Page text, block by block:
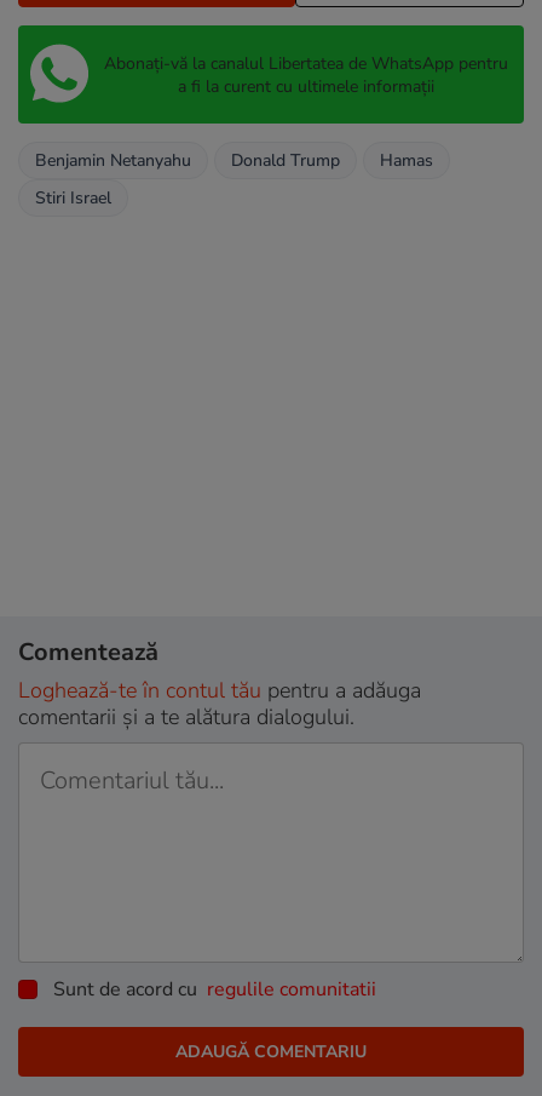
Abonați-vă la canalul Libertatea de WhatsApp pentru
a fi la curent cu ultimele informații
Benjamin Netanyahu Donald Trump
Hamas
Stiri Israel
Comentează
Loghează-te în contul tău pentru a adăuga
comentarii și a te alătura dialogului.
Sunt de acord cu regulile comunitatii